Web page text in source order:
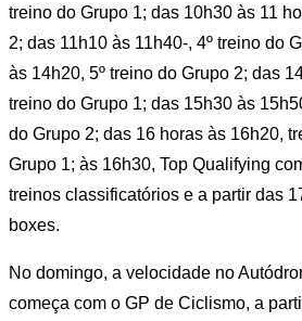
treino do Grupo 1; das 10h30 às 11
2; das 11h10 às 11h40-, 4º treino do
às 14h20, 5º treino do Grupo 2; das
treino do Grupo 1; das 15h30 às
do Grupo 2; das 16 horas às 16h20,
Grupo 1; às 16h30, Top Qualifying
treinos classificatórios e a partir das
boxes.
No domingo, a velocidade no
começa com o GP de Ciclismo, a